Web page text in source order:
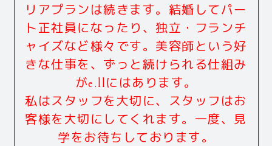
リアプランは続きます。結婚してパー
ト正社員になったり、独立・フランチ
ャイズなど様々です。美容師という好
きな仕事を、ずっと続けられる仕組み
がe.llにはあります。
私はスタッフを大切に、スタッフはお
客様を大切にしてくれます。一度、見
学をお待ちしております。